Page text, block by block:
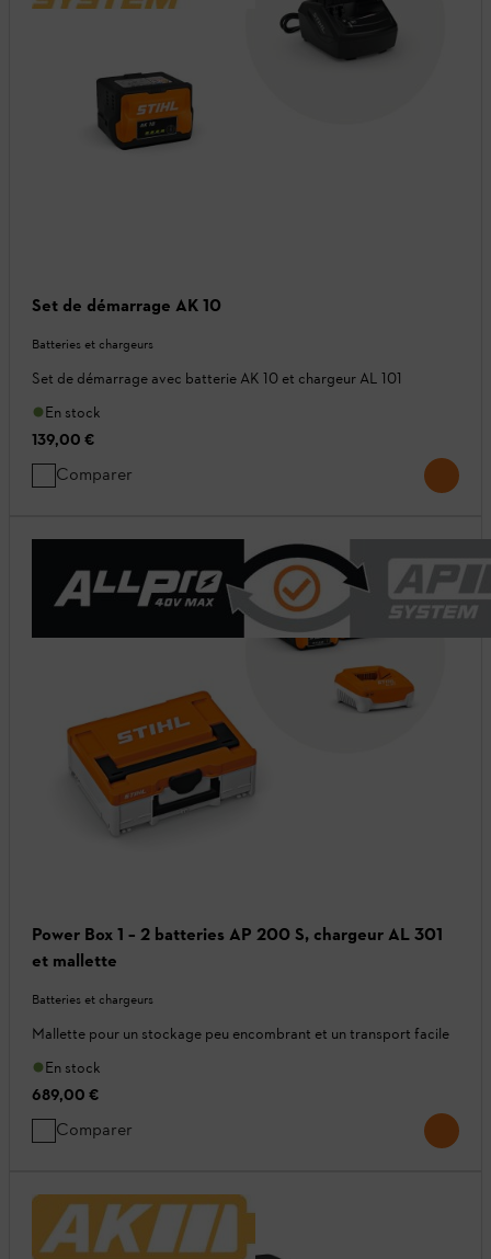
Set de démarrage AK 10
Batteries et chargeurs
Set de démarrage avec batterie AK 10 et chargeur AL 101
En stock
139,00 €
Comparer
Power Box 1 – 2 batteries AP 200 S, chargeur AL 301
et mallette
Batteries et chargeurs
Mallette pour un stockage peu encombrant et un transport facile
En stock
689,00 €
Comparer